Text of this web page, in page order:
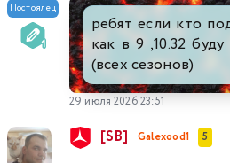
Постоялец
ребят если кто
как в 9 ,10.32
(всех сезонов)
29 июля 2026 23:51
[SB] Galexood1 5